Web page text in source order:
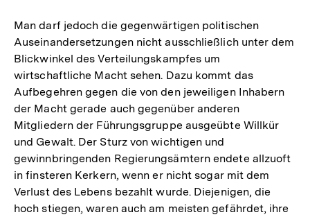
Man darf jedoch die gegenwärtigen politischen
Auseinandersetzungen nicht ausschließlich unter dem
Blickwinkel des Verteilungskampfes um
wirtschaftliche Macht sehen. Dazu kommt das
Aufbegehren gegen die von den jeweiligen Inhabern
der Macht gerade auch gegenüber anderen
Mitgliedern der Führungsgruppe ausgeübte Willkür
und Gewalt. Der Sturz von wichtigen und
gewinnbringenden Regierungsämtern endete allzuoft
in finsteren Kerkern, wenn er nicht sogar mit dem
Verlust des Lebens bezahlt wurde. Diejenigen, die
hoch stiegen, waren auch am meisten gefährdet, ihre